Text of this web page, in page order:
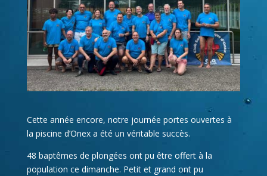
Cette année encore, notre journée portes ouvertes à
la piscine d’Onex a été un véritable succès.
48 baptêmes de plongées ont pu être offert à la
population ce dimanche. Petit et grand ont pu